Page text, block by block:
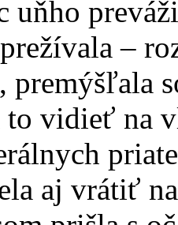
uňho
–
premýšľala
to vidieť na
aj vrátiť